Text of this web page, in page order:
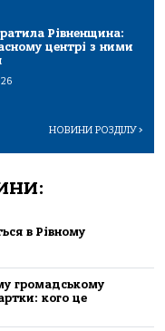
Рівненщина:
центрі з ними
НОВИНИ РОЗДІЛУ>
в Рівному
громадському
кого це